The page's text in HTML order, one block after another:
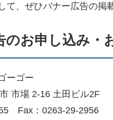
て、ぜひバナー広告の掲
のお申し込み・
ーゴー
市場 2-16 土田ビル2F
Fax：0263-29-2956